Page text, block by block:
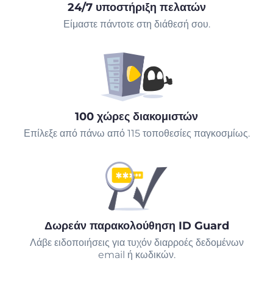
24/7 υποστήριξη πελατών
Είμαστε πάντοτε στη διάθεσή σου.
100 χώρες διακομιστών
Επίλεξε από πάνω από 115 τοποθεσίες παγκοσμίως.
Δωρεάν παρακολούθηση ID Guard
Λάβε ειδοποιήσεις για τυχόν διαρροές δεδομένων
email ή κωδικών.